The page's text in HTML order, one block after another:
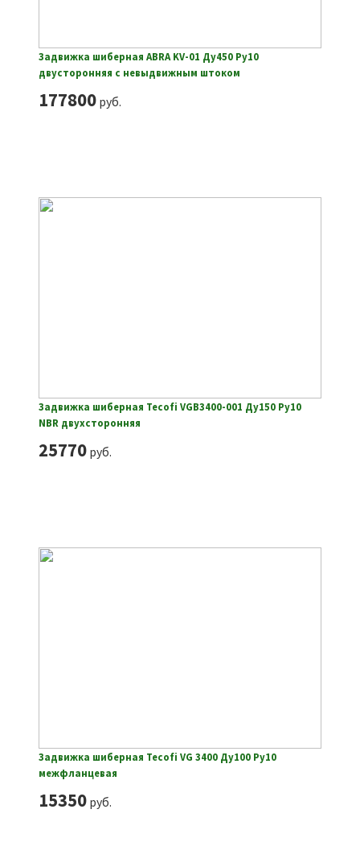
Задвижка шиберная ABRA KV-01 Ду450 Ру10
двусторонняя с невыдвижным штоком
177800руб.
Задвижка шиберная Tecofi VGB3400-001 Ду150 Ру10
NBR двухсторонняя
25770руб.
Задвижка шиберная Tecofi VG 3400 Ду100 Ру10
межфланцевая
15350руб.